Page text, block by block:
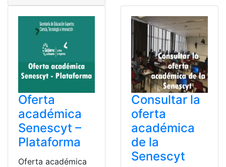
Oferta
académica
Senescyt –
Plataforma
Oferta académica
Consultar la
oferta
académica
de la
Senescyt